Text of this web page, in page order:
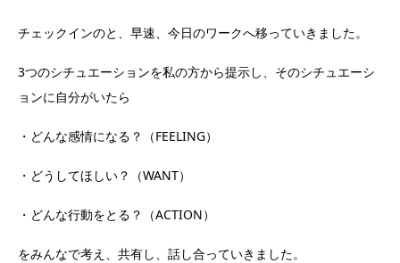
チェックインのと、早速、今日のワークへ移っていきました。
3つのシチュエーションを私の方から提示し、そのシチュエーシ
ョンに自分がいたら
・どんな感情になる？（FEELING）
・どうしてほしい？（WANT）
・どんな行動をとる？（ACTION）
をみんなで考え、共有し、話し合っていきました。